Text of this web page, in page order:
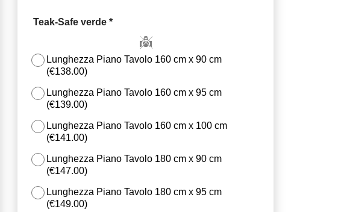
Teak-Safe verde *
Lunghezza Piano Tavolo 160 cm x 90 cm
(€138.00)
Lunghezza Piano Tavolo 160 cm x 95 cm
(€139.00)
Lunghezza Piano Tavolo 160 cm x 100 cm
(€141.00)
Lunghezza Piano Tavolo 180 cm x 90 cm
(€147.00)
Lunghezza Piano Tavolo 180 cm x 95 cm
(€149.00)